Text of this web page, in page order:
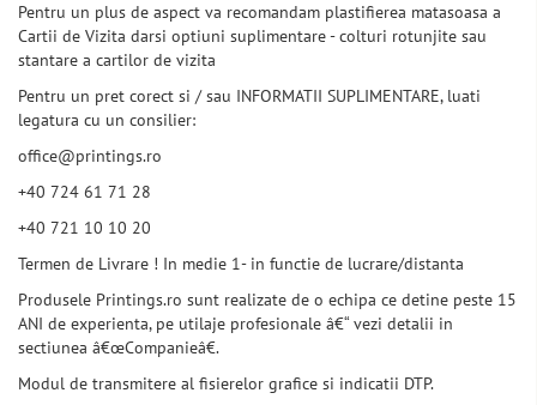
Pentru un plus de aspect va recomandam plastifierea matasoasa a
Cartii de Vizita darsi optiuni suplimentare - colturi rotunjite sau
stantare a cartilor de vizita
Pentru un pret corect si / sau INFORMATII SUPLIMENTARE, luati
legatura cu un consilier:
office@printings.ro
+40 724 61 71 28
+40 721 10 10 20
Termen de Livrare ! In medie 1- in functie de lucrare/distanta
Produsele Printings.ro sunt realizate de o echipa ce detine peste 15
ANI de experienta, pe utilaje profesionale â€“ vezi detalii in
sectiunea â€œCompanieâ€.
Modul de transmitere al fisierelor grafice si indicatii DTP.